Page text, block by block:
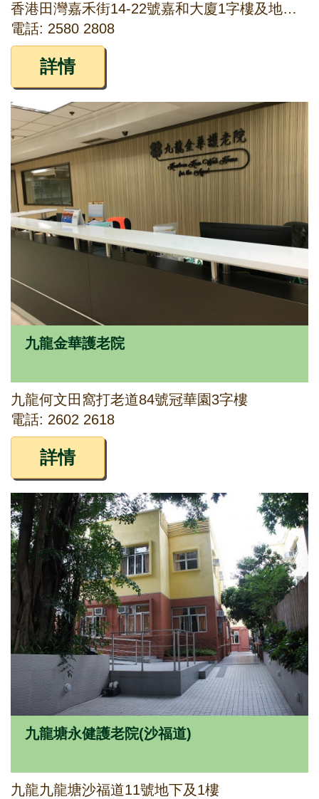
香港田灣嘉禾街14-22號嘉和大廈1字樓及地下6C部份舖位
電話: 2580 2808
詳情
九龍金華護老院
九龍何文田窩打老道84號冠華園3字樓
電話: 2602 2618
詳情
九龍塘永健護老院(沙福道)
九龍九龍塘沙福道11號地下及1樓